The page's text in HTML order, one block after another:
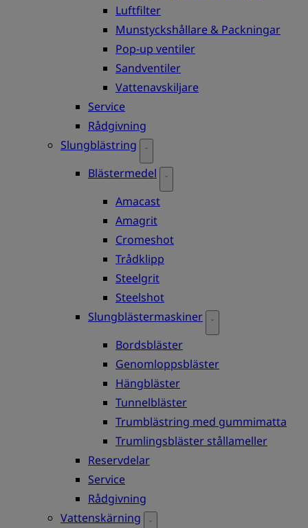
Luftfilter
Munstyckshållare & Packningar
Pop-up ventiler
Sandventiler
Vattenavskiljare
Service
Rådgivning
Slungblästring
Blästermedel
Amacast
Amagrit
Cromeshot
Trådklipp
Steelgrit
Steelshot
Slungblästermaskiner
Bordsbläster
Genomloppsbläster
Hängbläster
Tunnelbläster
Trumblästring med gummimatta
Trumlingsbläster stållameller
Reservdelar
Service
Rådgivning
Vattenskärning